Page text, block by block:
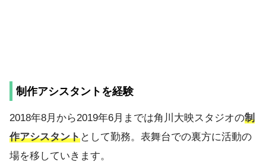
制作アシスタントを経験
2018年8月から2019年6月までは角川大映スタジオの制
作アシスタントとして勤務。表舞台での裏方に活動の
場を移していきます。